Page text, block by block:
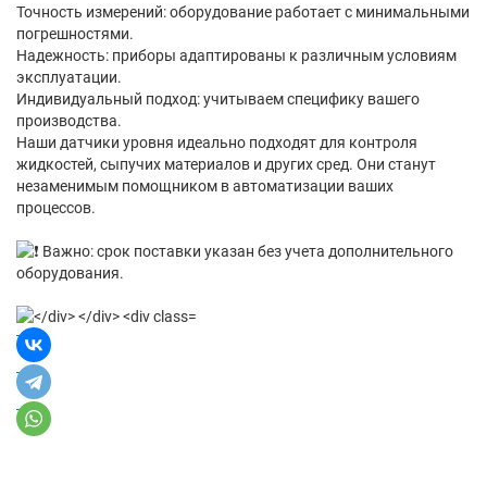
Точность измерений: оборудование работает с минимальными
погрешностями.
Надежность: приборы адаптированы к различным условиям
эксплуатации.
Индивидуальный подход: учитываем специфику вашего
производства.
Наши датчики уровня идеально подходят для контроля
жидкостей, сыпучих материалов и других сред. Они станут
незаменимым помощником в автоматизации ваших
процессов.
️ Важно: срок поставки указан без учета дополнительного
оборудования.